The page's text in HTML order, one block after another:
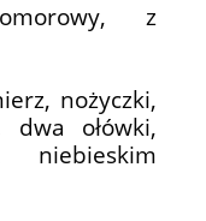
z
nożyczki,
dwa ołówki,